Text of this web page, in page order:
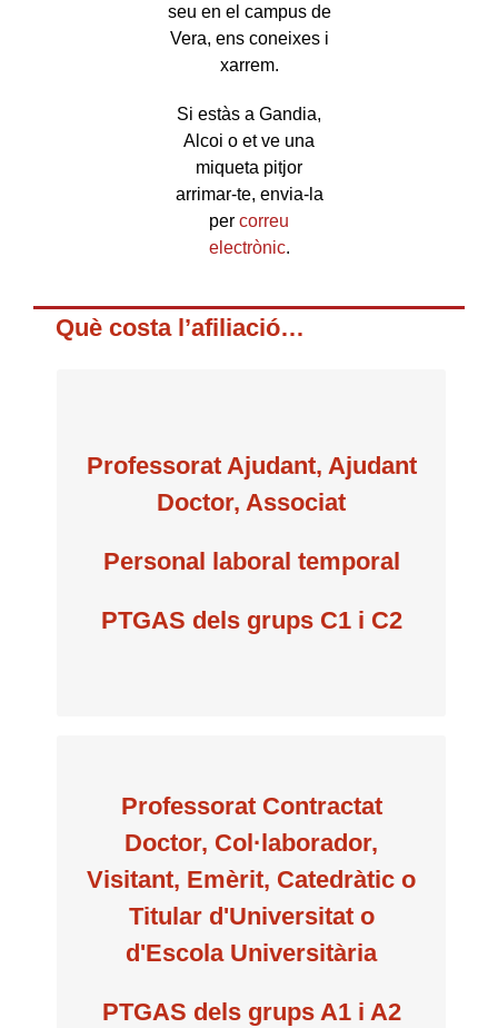
seu en el campus de
Vera, ens coneixes i
xarrem.
Si estàs a Gandia,
Alcoi o et ve una
miqueta pitjor
arrimar-te, envia-la
per correu
electrònic.
Què costa l’afiliació…
Professorat Ajudant, Ajudant
Doctor, Associat
Personal laboral temporal
PTGAS dels grups C1 i C2
40 €
per semestre
Professorat Contractat
Doctor, Col·laborador,
Visitant, Emèrit, Catedràtic o
Titular d'Universitat o
d'Escola Universitària
PTGAS dels grups A1 i A2
60 €
per semestre